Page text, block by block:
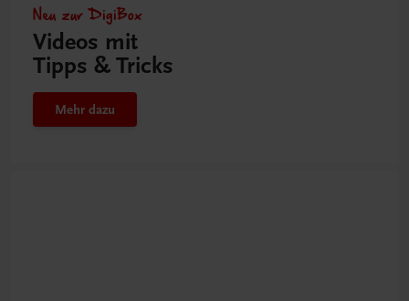
Neu zur DigiBox
Videos mit
Tipps & Tricks
Mehr dazu